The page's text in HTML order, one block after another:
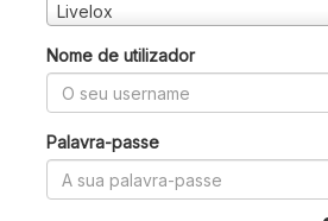
Livelox
Nome de utilizador
Palavra-passe